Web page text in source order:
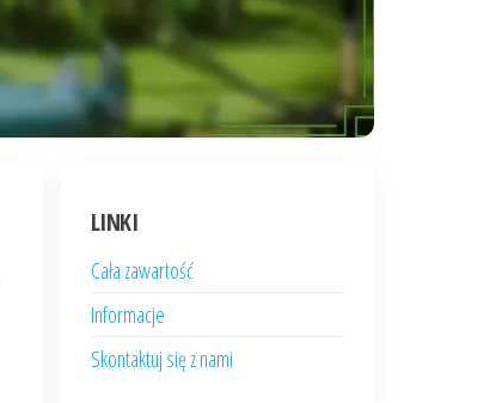
LINKI
Cała zawartość
Informacje
Skontaktuj się z nami